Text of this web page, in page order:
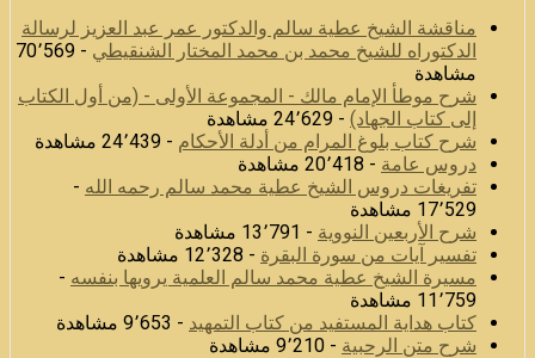
مناقشة الشيخ عطية سالم والدكتور عمر عبد العزيز لرسالة
الدكتوراه للشيخ محمد بن محمد المختار الشنقيطي
- 70٬569
مشاهدة
شرح موطأ الإمام مالك - المجموعة الأولى - (من أول الكتاب
إلى كتاب الجهاد) - 24٬629 مشاهدة
شرح كتاب بلوغ المرام من أدلة الأحكام - 24٬439 مشاهدة
دروس عامة - 20٬418 مشاهدة
تفريغات دروس الشيخ عطية محمد سالم رحمه الله -
17٬529 مشاهدة
شرح الأربعين النووية - 13٬791 مشاهدة
تفسير آيات من سورة البقرة - 12٬328 مشاهدة
مسيرة الشيخ عطية محمد سالم العلمية يرويها بنفسه -
11٬759 مشاهدة
كتاب هداية المستفيد من كتاب التمهيد - 9٬653 مشاهدة
شرح متن الرحبية - 9٬210 مشاهدة